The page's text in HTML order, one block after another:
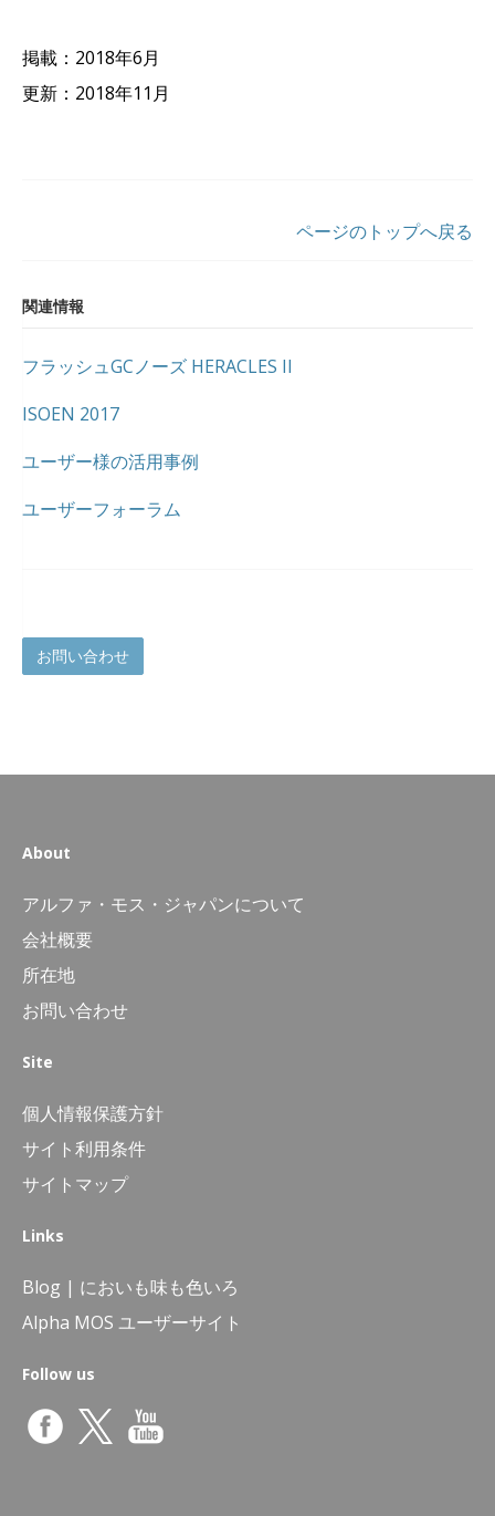
掲載：2018年6月
更新：2018年11月
ページのトップへ戻る
関連情報
フラッシュGCノーズ HERACLES II
ISOEN 2017
ユーザー様の活用事例
ユーザーフォーラム
お問い合わせ
About
アルファ・モス・ジャパンについて
会社概要
所在地
お問い合わせ
Site
個人情報保護方針
サイト利用条件
サイトマップ
Links
Blog | においも味も色いろ
Alpha MOS ユーザーサイト
Follow us